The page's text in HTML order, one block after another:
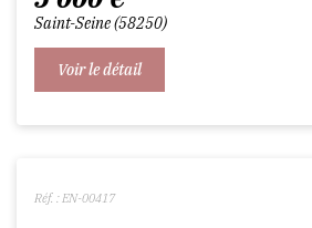
Saint-Seine 58250
Voir le détail
Réf. : EN-00417